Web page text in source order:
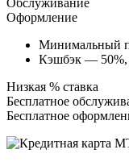
Оформление
Минимальный
Кэшбэк — 50%,
Низкая % ставка
Бесплатное
Бесплатное